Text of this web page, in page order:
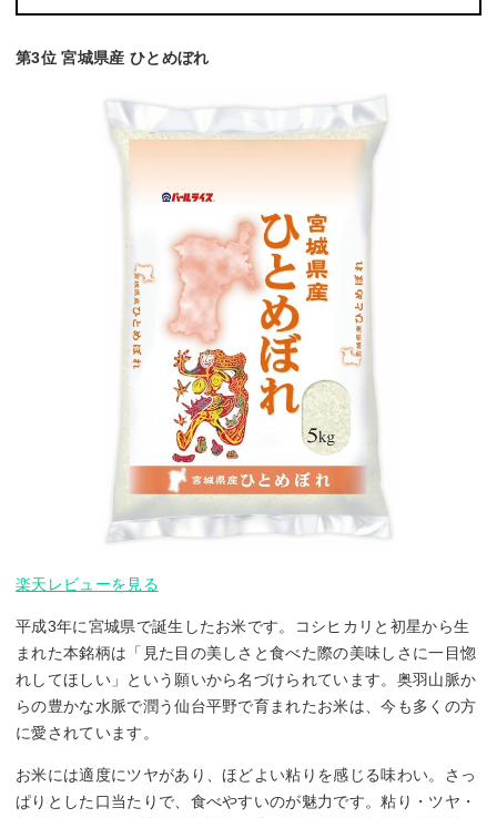
第3位 宮城県産 ひとめぼれ
楽天レビューを見る
平成3年に宮城県で誕生したお米です。コシヒカリと初星から生
まれた本銘柄は「見た目の美しさと食べた際の美味しさに一目惚
れしてほしい」という願いから名づけられています。奥羽山脈か
らの豊かな水脈で潤う仙台平野で育まれたお米は、今も多くの方
に愛されています。
お米には適度にツヤがあり、ほどよい粘りを感じる味わい。さっ
ぱりとした口当たりで、食べやすいのが魅力です。粘り・ツヤ・